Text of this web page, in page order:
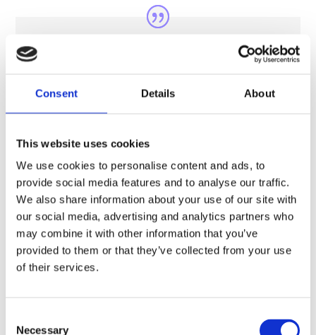
Consent Details About
This website uses cookies
We use cookies to personalise content and ads, to
provide social media features and to analyse our traffic.
We also share information about your use of our site with
our social media, advertising and analytics partners who
may combine it with other information that you’ve
provided to them or that they’ve collected from your use
of their services.
Necessary
champignons restent plus blancs plus
longtemps; nos feuilles sont plus souples et
humides. Il n’y a pas autant de taches sur nos
melons et nous n’avons pas jeté de fraise
depuis que nous avons mis en place le
système. »